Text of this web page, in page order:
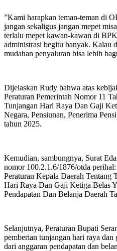
”Kami harapkan teman-teman di
jangan sekaligus jangan mepet
terlalu mepet kawan-kawan di
administrasi begitu banyak. Kalau
mudahan penyaluran bisa lebih
Dijelaskan Rudy bahwa atas
Peraturan Pemerintah Nomor 11
Tunjangan Hari Raya Dan Gaji
Negara, Pensiunan, Penerima
tahun 2025.
Kemudian, sambungnya, Surat
nomor 100.2.1.6/1876/otda
Peraturan Kepala Daerah Tentang
Hari Raya Dan Gaji Ketiga Belas
Pendapatan Dan Belanja Daerah
Selanjutnya, Peraturan Bupati
pemberian tunjangan hari raya
dari anggaran pendapatan dan